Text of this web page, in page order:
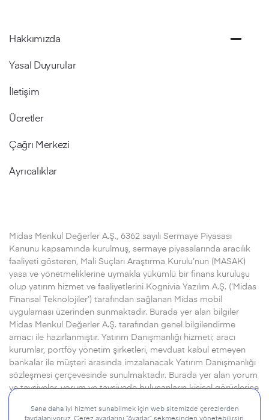
Hakkımızda
Yasal Duyurular
İletişim
Ücretler
Çağrı Merkezi
Ayrıcalıklar
Midas Menkul Değerler A.Ş., 6362 sayılı Sermaye Piyasası
Kanunu kapsamında kurulmuş, sermaye piyasalarında aracılık
faaliyeti gösteren, Mali Suçları Araştırma Kurulu’nun (MASAK)
yasa ve yönetmeliklerine uymakla yükümlü bir finans kuruluşu
olup yatırım hizmet ve faaliyetlerini Kognivia Yazılım A.Ş. (‘Midas
Finansal Teknolojiler’) tarafından sağlanan Midas mobil
uygulaması üzerinden sunmaktadır. Burada yer alan bilgiler
Midas Menkul Değerler A.Ş. tarafından genel bilgilendirme
amacı ile hazırlanmıştır. Yatırım Danışmanlığı hizmeti; aracı
kurumlar, portföy yönetim şirketleri, mevduat kabul etmeyen
bankalar ile müşteri arasında imzalanacak Yatırım Danışmanlığı
sözleşmesi çerçevesinde sunulmaktadır. Burada yer alan yorum
ve tavsiyeler, yorum ve tavsiyede bulunanların kişisel görüşlerine
dayanmaktadır. Herhangi bir yatırım aracının alım-satım önerisi
ya da getiri vaadi olarak yorumlanmamalıdır.Devamı için..